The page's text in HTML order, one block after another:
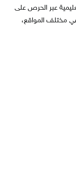
عبر الحرص على
مختلف المواقع،